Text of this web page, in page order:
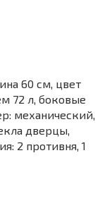
60 см, цвет
72 л, боковые
механический,
дверцы,
2 противня, 1